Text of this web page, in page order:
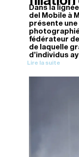
Dans la
del Mobile à
présente une
fédérateur
de laquelle
d'individus
Lire la suite